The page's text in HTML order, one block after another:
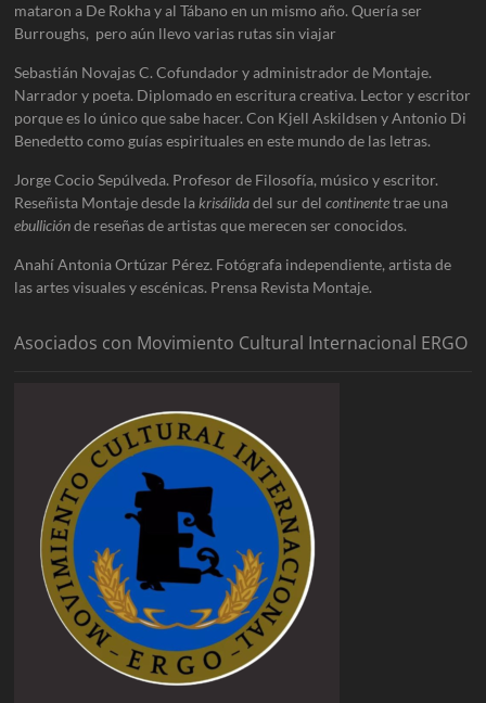
mataron a De Rokha y al Tábano en un mismo año. Quería ser
Burroughs, pero aún llevo varias rutas sin viajar
Sebastián Novajas C. Cofundador y administrador de Montaje.
Narrador y poeta. Diplomado en escritura creativa. Lector y escritor
porque es lo único que sabe hacer. Con Kjell Askildsen y Antonio Di
Benedetto como guías espirituales en este mundo de las letras.
Jorge Cocio Sepúlveda. Profesor de Filosofía, músico y escritor.
Reseñista Montaje desde lakrisálidadel sur delcontinentetrae una
ebulliciónde reseñas de artistas que merecen ser conocidos.
Anahí Antonia Ortúzar Pérez. Fotógrafa independiente, artista de
las artes visuales y escénicas. Prensa Revista Montaje.
Asociados con Movimiento Cultural Internacional ERGO